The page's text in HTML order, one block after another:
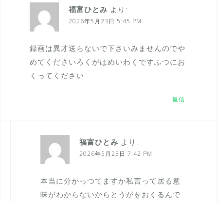
福富ひとみ より:
2026年5月23日 5:45 PM
録画は異才送らないで下さいみませんのでや
めてくださいろくがはめいわくですふつにお
くってください
返信
福富ひとみ より:
2026年5月23日 7:42 PM
本当に分かっつてますか私言って居る意
味がわからないからとうがをおくるんで